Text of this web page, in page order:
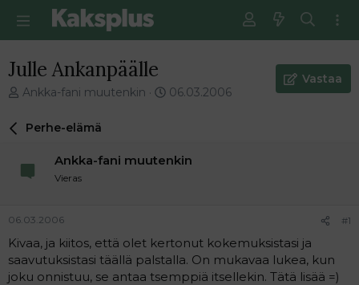
Julle Ankanpäälle
V
e
i
t
u
n
a
Ankka-fani muutenkin
E
m
m
n
v
i
06.03.2006
Vastaa
Perhe-elämä
Ankka-fani muutenkin
Vieras
06.03.2006 #1
Kivaa, ja kiitos, että olet kertonut kokemuksistasi ja
saavutuksistasi täällä palstalla. On mukavaa lukea, kun
joku onnistuu, se antaa tsemppiä itsellekin. Tätä lisää =)